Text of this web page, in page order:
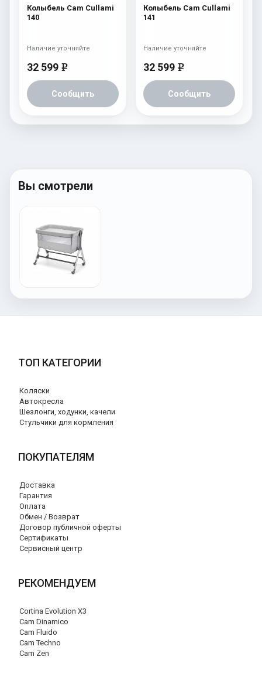
Колыбель Cam Cullami
140
32 599 e
Сообщить
Наличие уточняйте
Колыбель Cam Cullami
141
32 599 e
Сообщить
Наличие уточняйте
Вы смотрели
ТОП КАТЕГОРИИ
Коляски
Автокресла
Шезлонги, ходунки, качели
Стульчики для кормления
ПОКУПАТЕЛЯМ
Доставка
Гарантия
Оплата
Обмен / Возврат
Договор публичной оферты
Сертификаты
Сервисный центр
РЕКОМЕНДУЕМ
Cortina Evolution X3
Cam Dinamico
Cam Fluido
Cam Techno
Cam Zen